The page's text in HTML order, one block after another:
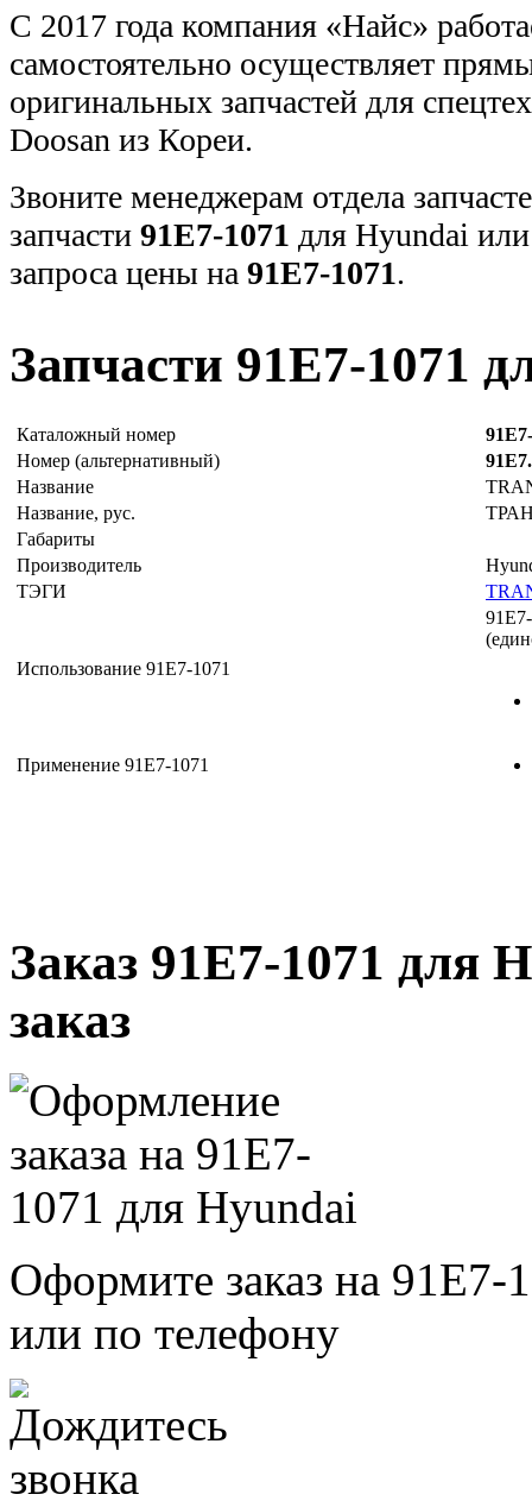
С 2017 года компания «Найс»
самостоятельно осуществляет
оригинальных запчастей для
Doosan из Кореи.
Звоните менеджерам отдела
запчасти 91E7-1071 для Hyundai
запроса цены на 91E7-1071.
Запчасти 91E7-1071
Каталожный номер
Номер (альтернативный)
Название
Название, рус.
Габариты
Производитель
ТЭГИ
Использование 91E7-1071
Применение 91E7-1071
Заказ 91E7-1071 для
заказ
Оформите заказ на 91E7-
или по телефону